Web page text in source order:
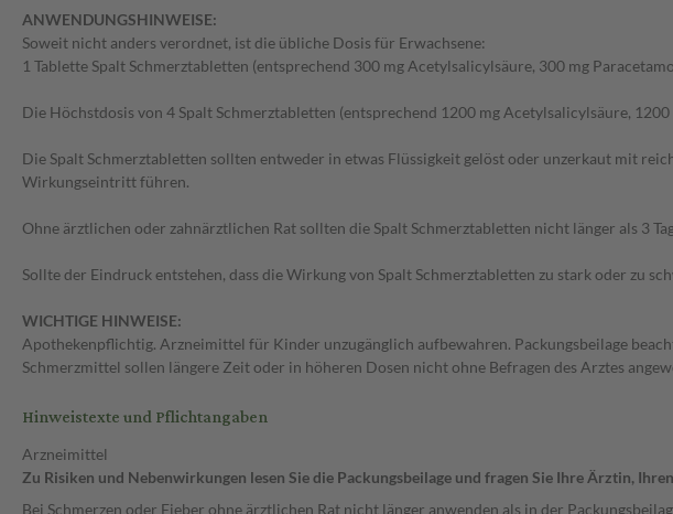
ANWENDUNGSHINWEISE:
Soweit nicht anders verordnet, ist die übliche Dosis für Erwachsene:
1 Tablette Spalt Schmerztabletten (entsprechend 300 mg Acetylsalicylsäure, 300 mg
Die Höchstdosis von 4 Spalt Schmerztabletten (entsprechend 1200 mg Acetylsalicylsäure,
Die Spalt Schmerztabletten sollten entweder in etwas Flüssigkeit gelöst oder unzerkaut mit
Wirkungseintritt führen.
Ohne ärztlichen oder zahnärztlichen Rat sollten die Spalt Schmerztabletten nicht länger als 3
Sollte der Eindruck entstehen, dass die Wirkung von Spalt Schmerztabletten zu stark oder zu
WICHTIGE HINWEISE:
Apothekenpflichtig. Arzneimittel für Kinder unzugänglich aufbewahren. Packungsbeilage
Schmerzmittel sollen längere Zeit oder in höheren Dosen nicht ohne Befragen des Arztes
Hinweistexte und Pflichtangaben
Arzneimittel
Zu Risiken und Nebenwirkungen lesen Sie die Packungsbeilage und fragen Sie Ihre Ärztin,
Bei Schmerzen oder Fieber ohne ärztlichen Rat nicht länger anwenden als in der